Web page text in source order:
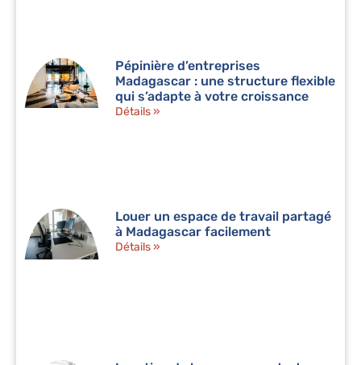
Pépinière d’entreprises
Madagascar : une structure flexible
qui s’adapte à votre croissance
Détails »
Louer un espace de travail partagé
à Madagascar facilement
Détails »